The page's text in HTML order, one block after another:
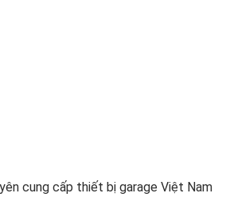
cung cấp thiết bị garage Việt Nam